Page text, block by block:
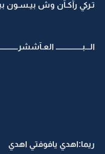
تـركي رآكـآن وش بيـسـون
الـــبـــــــــــــــــ
ريما:اهدي يافوفتي اهدي